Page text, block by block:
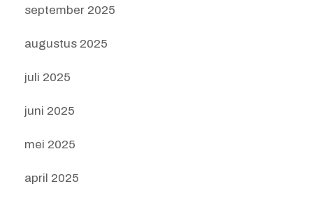
september 2025
augustus 2025
juli 2025
juni 2025
mei 2025
april 2025